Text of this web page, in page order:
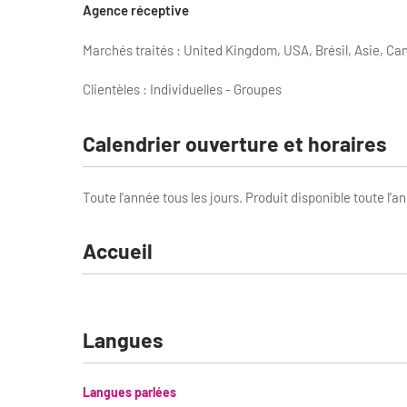
Agence réceptive
Marchés traités : United Kingdom, USA, Brésil, Asie,
Clientèles : Individuelles - Groupes
Calendrier ouverture et horaires
Toute l'année tous les jours. Produit disponible toute
Accueil
Langues
Langues parlées